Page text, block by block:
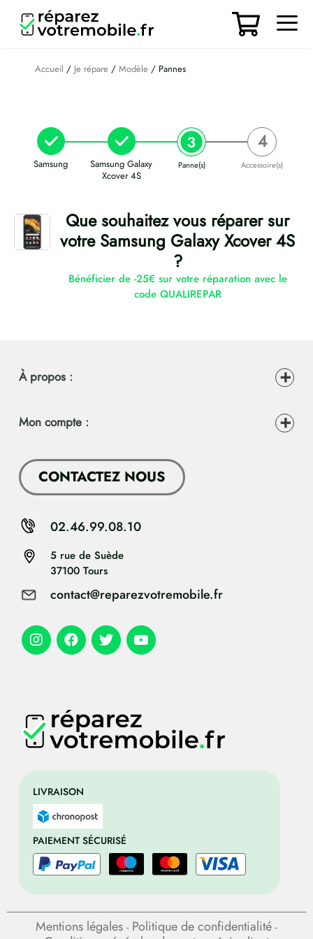
contenu
Accueil / Je répare / Modèle / Pannes
Samsung
Samsung Galaxy
Xcover 4S
Panne(s) Accessoire(s)
Que souhaitez vous réparer sur
votre Samsung Galaxy Xcover 4S
?
Bénéficier de -25€ sur votre réparation avec le
code QUALIREPAR
LIVRAISON
PAIEMENT SÉCURISÉ
À propos :
Mon compte :
CONTACTEZ NOUS
5 rue de Suède
37100 Tours
contact@reparezvotremobile.fr
02.46.99.08.10
Mentions légales - Politique de confidentialité -